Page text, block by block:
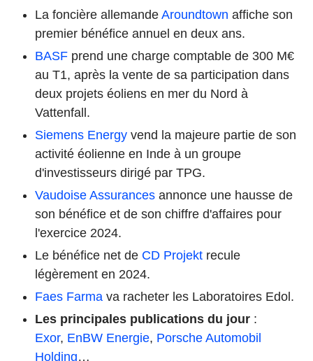
La foncière allemande Aroundtown affiche son
premier bénéfice annuel en deux ans.
BASF prend une charge comptable de 300 M€
au T1, après la vente de sa participation dans
deux projets éoliens en mer du Nord à
Vattenfall.
Siemens Energy vend la majeure partie de son
activité éolienne en Inde à un groupe
d'investisseurs dirigé par TPG.
Vaudoise Assurances annonce une hausse de
son bénéfice et de son chiffre d'affaires pour
l'exercice 2024.
Le bénéfice net de CD Projekt recule
légèrement en 2024.
Faes Farma va racheter les Laboratoires Edol.
Les principales publications du jour :
Exor, EnBW Energie, Porsche Automobil
Holding…